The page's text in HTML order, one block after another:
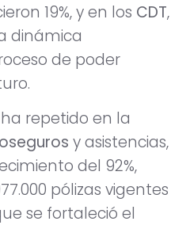
19%, y en los CDT,
dinámica
de poder
repetido en la
y asistencias,
del 92%,
pólizas vigentes
se fortaleció el